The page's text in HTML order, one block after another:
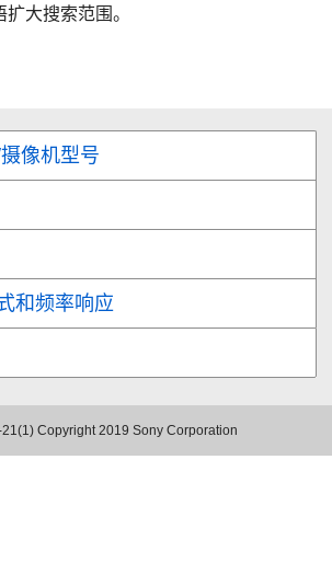
大搜索范围。
像机型号
和频率响应
Copyright 2019 Sony Corporation